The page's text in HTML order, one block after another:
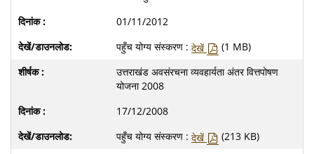
01/11/2012
पहुँच योग्य संस्करण : देखें
(1 MB)
उत्तराखंड अवसंरचना व्यवहार्यता अंतर वित्तपोषण
योजना 2008
17/12/2008
पहुँच योग्य संस्करण : देखें
(213 KB)